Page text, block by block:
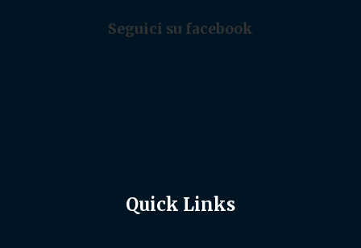
Seguici su facebook
Quick Links